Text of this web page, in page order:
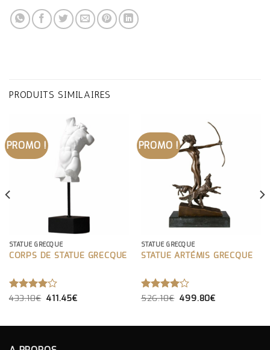
PRODUITS SIMILAIRES
PROMO !
STATUE GRECQUE
CORPS DE STATUE GRECQUE
NOTE
433.10€ LE
433.10€.
411.45€LE
411.45€.
PROMO !
STATUE GRECQUE
STATUE ARTÉMIS GRECQUE
NOTE
526.10€ LE
526.10€.
499.80€LE
499.80€.